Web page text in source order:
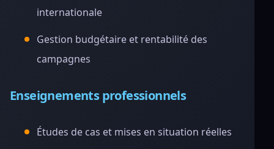
internationale
Gestion budgétaire et rentabilité des
campagnes
Enseignements professionnels
Études de cas et mises en situation réelles